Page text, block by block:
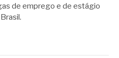
de emprego e de estágio